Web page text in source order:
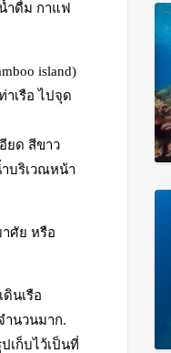
ำดื่ม กาแฟ
island)
าเรือ ไปจุด
ยด สีขาว
บริเวณหน้า
ศัย หรือ
นเรือ
ำนวนมาก.
เก็บไว้เป็นที่